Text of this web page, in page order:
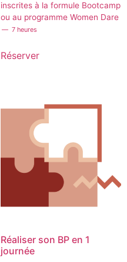
inscrites à la formule Bootcamp
ou au programme Women Dare
7 heures
Réserver
Réaliser son BP en 1
journée